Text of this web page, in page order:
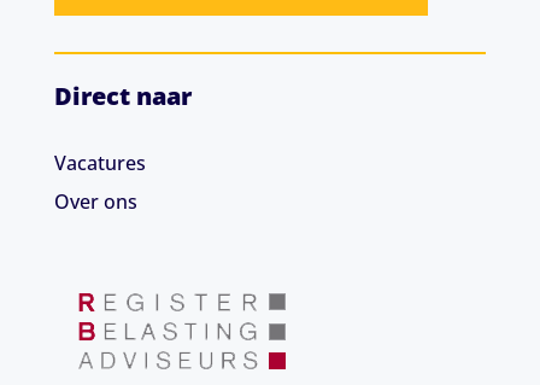
Direct naar
Vacatures
Over ons